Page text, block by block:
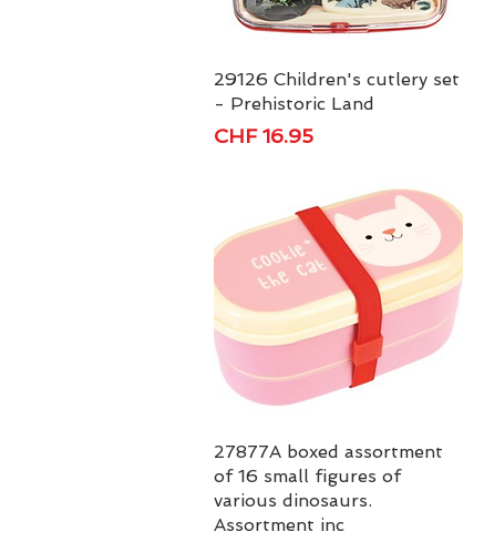
Schnellansicht
29126 Children's cutlery set
- Prehistoric Land
Preis
CHF 16.95
Schnellansicht
27877A boxed assortment
of 16 small figures of
various dinosaurs.
Assortment inc